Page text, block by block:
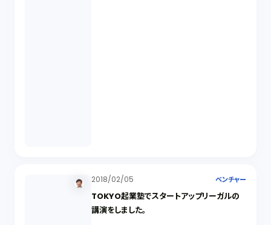
2018/02/05 ベンチャー
TOKYO起業塾でスタートアップリーガルの
講演をしました。